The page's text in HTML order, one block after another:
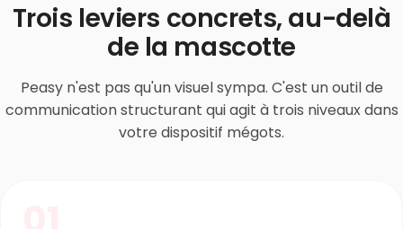
Trois leviers concrets, au-delà
de la mascotte
Peasy n'est pas qu'un visuel sympa. C'est un outil de
communication structurant qui agit à trois niveaux dans
votre dispositif mégots.